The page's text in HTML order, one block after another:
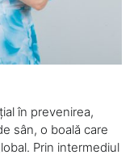
în prevenirea,
sân, o boală care
Prin intermediul